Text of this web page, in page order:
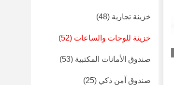
خزينة تجارية (48)
خزينة للوحات والساعات (52)
صندوق الأمانات المكتبية (53)
صندوق آمن ذكي (25)